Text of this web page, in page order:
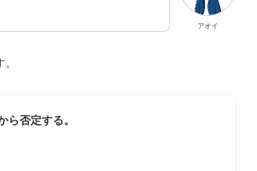
アオイ
ら否定する。